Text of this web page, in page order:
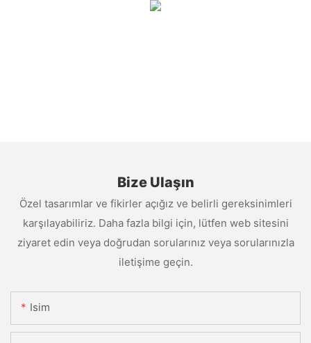
Bize Ulaşın
Özel tasarımlar ve fikirler açığız ve belirli gereksinimleri
karşılayabiliriz. Daha fazla bilgi için, lütfen web sitesini
ziyaret edin veya doğrudan sorularınız veya sorularınızla
iletişime geçin.
Isim